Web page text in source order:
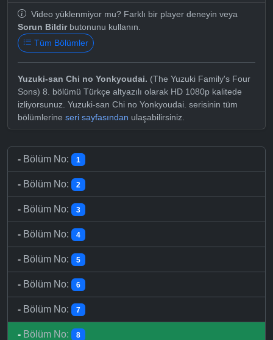
Video yüklenmiyor mu? Farklı bir player deneyin veya
Sorun Bildirbutonunu kullanın.
Tüm Bölümler
Yuzuki-san Chi no Yonkyoudai. (The Yuzuki Family's Four
Sons) 8. bölümü Türkçe altyazılı olarak HD 1080p kalitede
izliyorsunuz. Yuzuki-san Chi no Yonkyoudai. serisinin tüm
bölümlerine seri sayfasından ulaşabilirsiniz.
- Bölüm No: 1
- Bölüm No: 2
- Bölüm No: 3
- Bölüm No: 4
- Bölüm No: 5
- Bölüm No: 6
- Bölüm No: 7
- Bölüm No: 8